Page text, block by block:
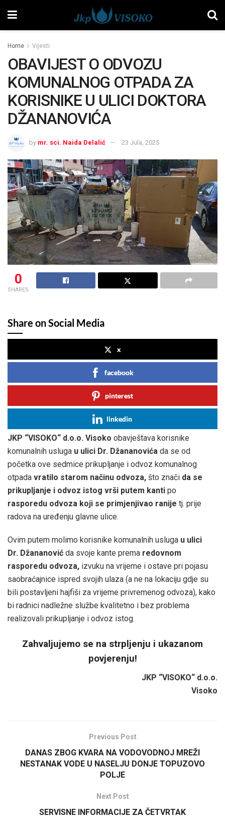
Home Vijesti
OBAVIJEST O ODVOZU
KOMUNALNOG OTPADA ZA
KORISNIKE U ULICI DOKTORA
DŽANANOVIĆA
by mr. sci. Naida Delalić 23 Jula, 2025
0
SHARES
Share on Social Media
x
facebook
pinterest
linkedin
JKP “VISOKO“ d.o.o. Visoko obavještava korisnike
komunalnih usluga u ulici Dr. Džananovića da se od
početka ove sedmice prikupljanje i odvoz komunalnog
otpada vratilo starom načinu odvoza, što znači da se
prikupljanje i odvoz istog vrši putem kanti po
rasporedu odvoza koji se primjenjivao ranije tj. prije
radova na uređenju glavne ulice.
Ovim putem molimo korisnike komunalnih usluga u ulici
Dr. Džananović da svoje kante prema redovnom
rasporedu odvoza, izvuku na vrijeme i ostave pri pojasu
saobraćajnice ispred svojih ulaza (a ne na lokaciju gdje su
bili postavljeni hajfiši za vrijeme privremenog odvoza), kako
bi radnici nadležne službe kvalitetno i bez problema
realizovali prikupljanje i odvoz istog.
Zahvaljujemo se na strpljenju i ukazanom
povjerenju!
JKP “VISOKO“ d.o.o.
Visoko
Previous Post
DANAS ZBOG KVARA NA VODOVODNOJ MREŽI
NESTANAK VODE U NASELJU DONJE TOPUZOVO
POLJE
Next Post
SERVISNE INFORMACIJE ZA ČETVRTAK